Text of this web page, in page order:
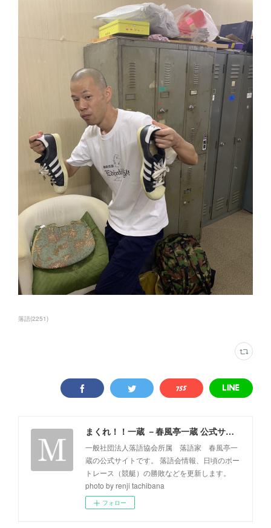
落語(2251)
まくれ！！一蔵 －春風亭一蔵 公式サイト－
一般社団法人落語協会所属 落語家 春風亭一
蔵の公式サイトです。 落語会情報、日頃のボー
トレース（競艇）の勝敗などを更新します。
photo by renji tachibana
フォロー